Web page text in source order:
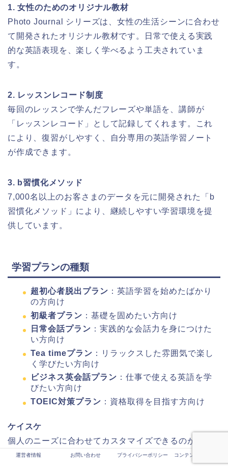
1. 女性のためのオリジナル教材
Photo Journal シリーズは、女性の生活シーンに合わせ
て開発されたオリジナル教材です。日常で使える実践
的な英語表現を、楽しく学べるよう工夫されていま
す。
2. レッスンレコード制度
毎回のレッスンで学んだフレーズや単語を、講師が
「レッスンレコード」として記録してくれます。これ
により、復習がしやすく、自分専用の英語学習ノート
が作成できます。
3. b習慣化メソッド
7,000名以上のお客さまのデータを元に開発された「b
習慣化メソッド」により、継続しやすい学習環境を提
供しています。
学習プランの種類
超初心者脱出プラン ：英語学習を始めたばかり
の方向け
初級者プラン ：基礎を固めたい方向け
日常会話プラン ：実践的な会話力を身につけた
い方向け
Tea timeプラン ：リラックスした雰囲気で楽し
く学びたい方向け
ビジネス英会話プラン ：仕事で使える英語を学
びたい方向け
TOEIC対策プラン ：資格取得を目指す方向け
ケイスケ
個人のニーズに合わせてカスタマイズできるのが、マ
ンツーマンレッスンの大きな魅力です。自分の目標に
運営者情報 お問い合わせ プライバシーポリシー
コンテンツ制作ポリシ
ー